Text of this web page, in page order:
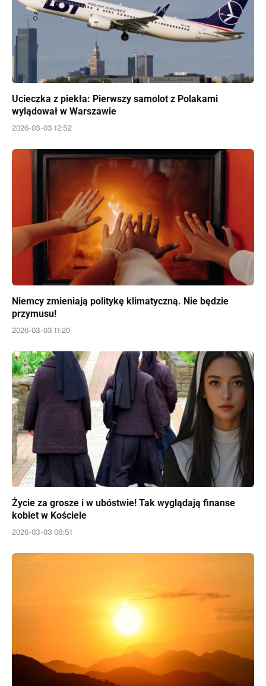
Ucieczka z piekła: Pierwszy samolot z Polakami
wylądował w Warszawie
2026-03-03 12:52
Niemcy zmieniają politykę klimatyczną. Nie będzie
przymusu!
2026-03-03 11:20
Życie za grosze i w ubóstwie! Tak wyglądają finanse
kobiet w Kościele
2026-03-03 08:51